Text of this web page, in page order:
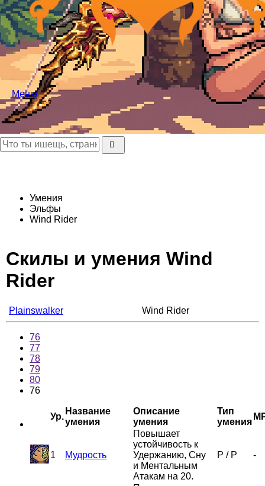
Меню
Умения
Эльфы
Wind Rider
Скилы и умения Wind
Rider
Plainswalker Wind Rider
76
77
78
79
80
76
Ур.
Название
умения
Описание
умения
Тип
умения
1 Мудрость
Повышает
устойчивость к
Удержанию, Сну
и Ментальным
Атакам на 20.
P / P -